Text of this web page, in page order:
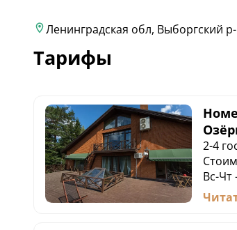
Ленинградская обл, Выборгский
Тарифы
2-4
Вс-Чт
Пт-Сб - 13 500